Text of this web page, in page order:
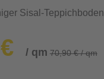
Sisal-Teppichboden
/ qm 70,90 € / qm